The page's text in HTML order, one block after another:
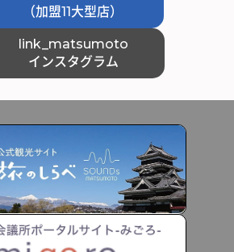
（加盟11大型店）
link_matsumoto
インスタグラム